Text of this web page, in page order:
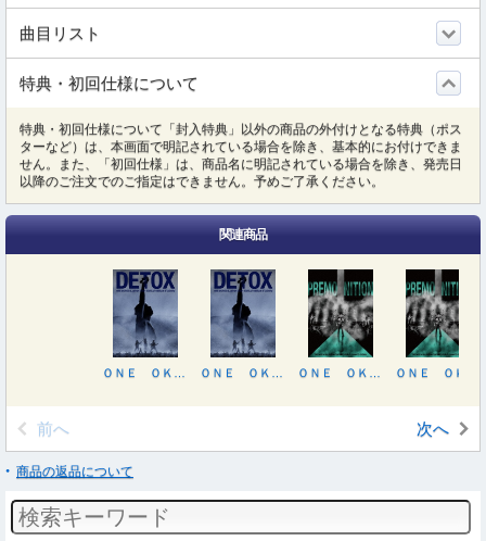
曲目リスト
特典・初回仕様について
特典・初回仕様について「封入特典」以外の商品の外付けとなる特典（ポス
ターなど）は、本画面で明記されている場合を除き、基本的にお付けできま
せん。また、「初回仕様」は、商品名に明記されている場合を除き、発売日
以降のご注文でのご指定はできません。予めご了承ください。
関連商品
前へ 次へ
商品の返品について